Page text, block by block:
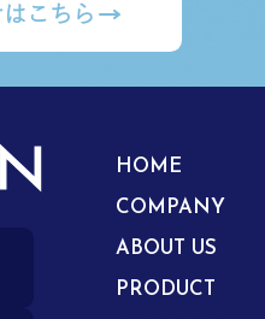
こちら
HOME
COMPANY
ABOUT US
PRODUCT